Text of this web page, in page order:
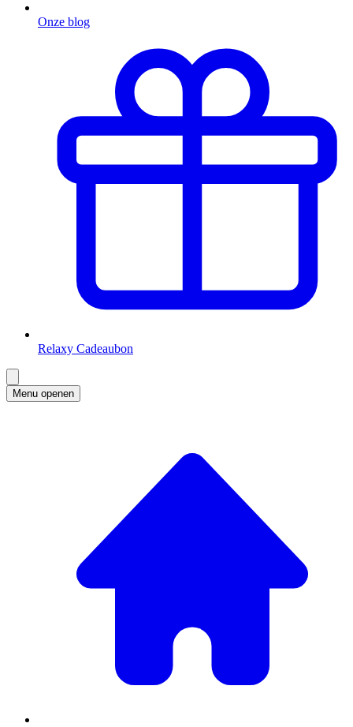
Onze blog
Relaxy Cadeaubon
Menu openen